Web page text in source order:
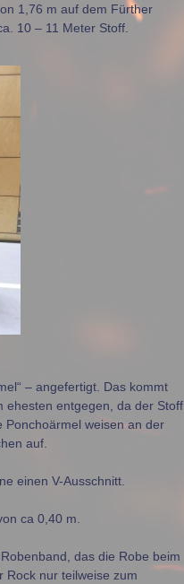
1,76 m auf dem Fürther
10 – 11 Meter Stoff.
– angefertigt. Das kommt
ehesten entgegen, da der Stoff
Ponchoärmel weisen an der
auf.
einen V-Ausschnitt.
ca 0,40 m.
das die Robe beim
Rock nur teilweise zum